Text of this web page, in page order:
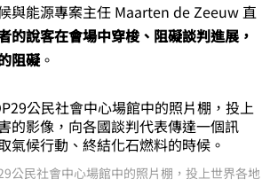
與能源專案主任 Maarten de Zeeuw 直
的說客在會場中穿梭、阻礙談判進展，
阻礙。
公民社會中心場館中的照片棚，投上世界各地